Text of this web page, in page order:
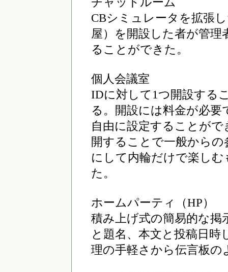
CBシミュレータを拡張
屋）を開設した者が管
ることができた。
個人会議室
IDに対して1つ開設する
る。開設には料金が必
自由に設定することが
開することで一般から
にして内輪だけで楽し
た。
ホームパーティ（HP）
積み上げ式の簡易的な
と題名、本文と投稿日
理の手軽さから伝言板